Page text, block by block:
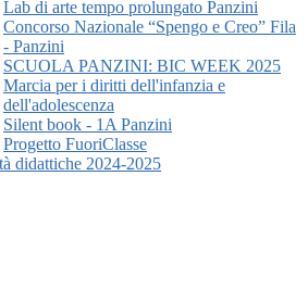
Lab di arte tempo prolungato Panzini
Concorso Nazionale “Spengo e Creo” Fila
- Panzini
SCUOLA PANZINI: BIC WEEK 2025
Marcia per i diritti dell'infanzia e
dell'adolescenza
Silent book - 1A Panzini
Progetto FuoriClasse
didattiche 2024-2025